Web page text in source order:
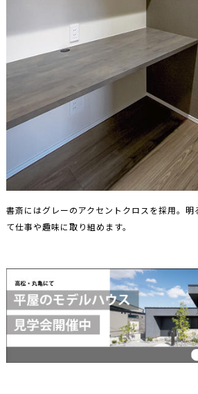
書斎にはグレーのアクセントクロスを採用。
て仕事や趣味に取り組めます。